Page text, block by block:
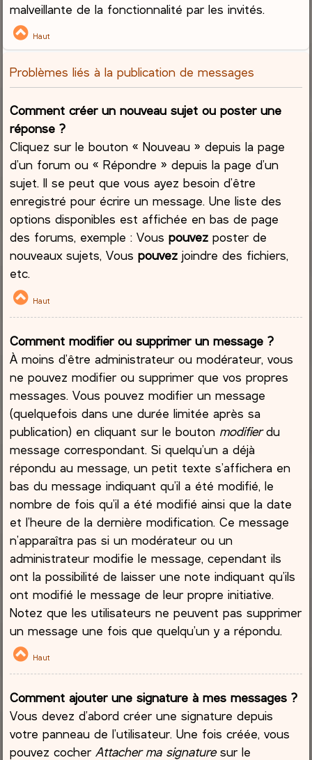
malveillante de la fonctionnalité par les invités.
Haut
Problèmes liés à la publication de messages
Comment créer un nouveau sujet ou poster une
réponse ?
Cliquez sur le bouton « Nouveau » depuis la page
d’un forum ou « Répondre » depuis la page d’un
sujet. Il se peut que vous ayez besoin d’être
enregistré pour écrire un message. Une liste des
options disponibles est affichée en bas de page
des forums, exemple : Vouspouvez poster de
nouveaux sujets, Vouspouvez joindre des fichiers,
etc.
Haut
Comment modifier ou supprimer un message ?
À moins d’être administrateur ou modérateur, vous
ne pouvez modifier ou supprimer que vos propres
messages. Vous pouvez modifier un message
(quelquefois dans une durée limitée après sa
publication) en cliquant sur le bouton modifierdu
message correspondant. Si quelqu’un a déjà
répondu au message, un petit texte s’affichera en
bas du message indiquant qu’il a été modifié, le
nombre de fois qu’il a été modifié ainsi que la date
et l’heure de la dernière modification. Ce message
n’apparaîtra pas si un modérateur ou un
administrateur modifie le message, cependant ils
ont la possibilité de laisser une note indiquant qu’ils
ont modifié le message de leur propre initiative.
Notez que les utilisateurs ne peuvent pas supprimer
un message une fois que quelqu’un y a répondu.
Haut
Comment ajouter une signature à mes messages ?
Vous devez d’abord créer une signature depuis
votre panneau de l’utilisateur. Une fois créée, vous
pouvez cocherAttacher ma signaturesur le